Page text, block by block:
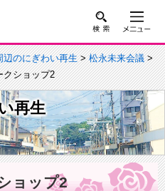
辺のにぎわい再生>松永未来会議>
ショップ2
再生
ョップ2